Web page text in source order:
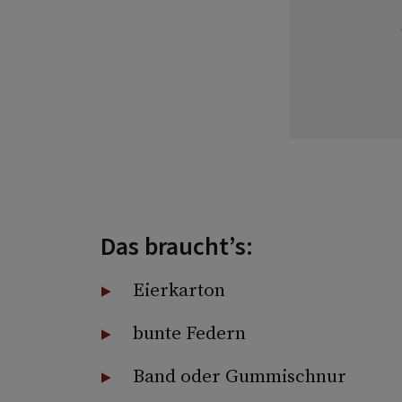
Das braucht’s:
Eierkarton
bunte Federn
Band oder Gummischnur